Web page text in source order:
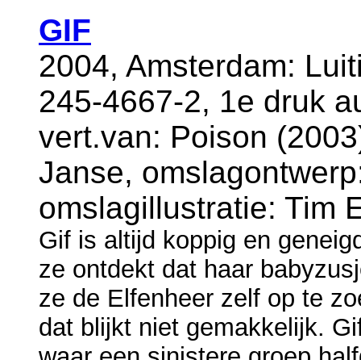
GIF
2004, Amsterdam:
245-4667-2, 1e druk
vert.van: Poison
Janse,
omslagillustratie: Tim
Gif is altijd koppig en
ze ontdekt dat haar
ze de Elfenheer zelf op te
dat blijkt niet gemakkelijk.